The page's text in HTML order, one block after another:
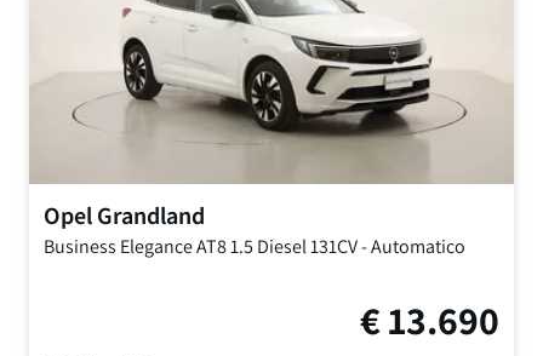
OpelGrandland
Business Elegance AT81.5 Diesel 131CV-Automatico
€13.690